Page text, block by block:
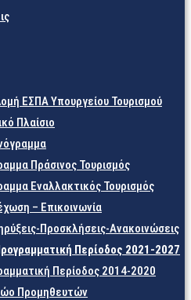
ΕΣΠΑ Υπουργείου Τουρισμού
Πλαίσιο
Πράσινος Τουρισμός
Εναλλακτικός Τουρισμός
– Επικοινωνία
Προσκλήσεις-Ανακοινώσεις
Περίοδος 2021-2027
Περίοδος 2014-2020
Προμηθευτών